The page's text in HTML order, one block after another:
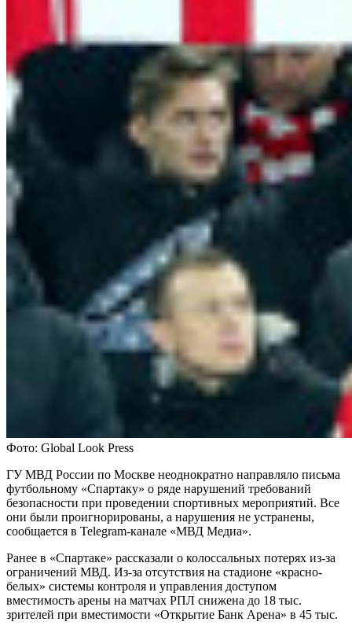
Фото: Global Look Press
ГУ МВД России по Москве неоднократно направляло письма
футбольному «Спартаку» о ряде нарушений требований
безопасности при проведении спортивных мероприятий. Все
они были проигнорированы, а нарушения не устранены,
сообщается в Telegram-канале «МВД Медиа».
Ранее в «Спартаке» рассказали о колоссальных потерях из-за
ограничений МВД. Из-за отсутствия на стадионе «красно-
белых» системы контроля и управления доступом
вместимость арены на матчах РПЛ снижена до 18 тыс.
зрителей при вместимости «Открытие Банк Арена» в 45 тыс.